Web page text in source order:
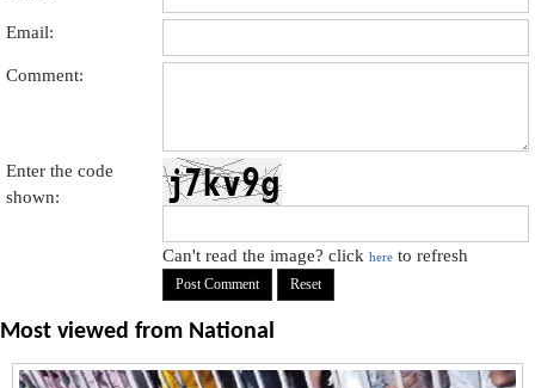
Email:
Comment:
Enter the code
shown:
Can't read the image? clickhere to refresh
Most viewed from National